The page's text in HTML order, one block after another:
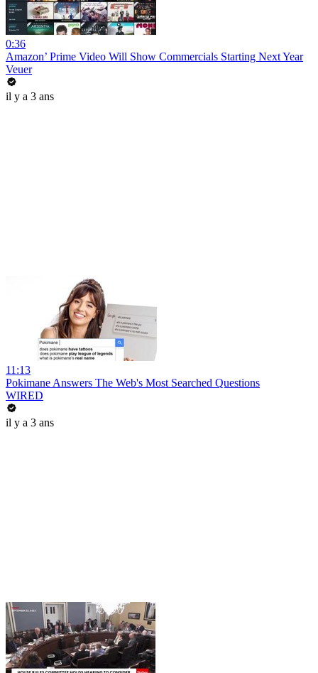
0:36
Amazon’ Prime Video Will Show Commercials Starting Next Year
Veuer
il y a 3 ans
11:13
Pokimane Answers The Web's Most Searched Questions
WIRED
il y a 3 ans